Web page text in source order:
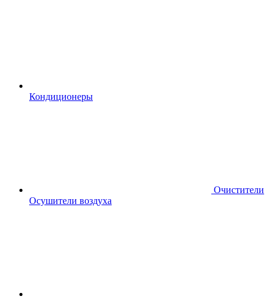
Кондиционеры
Очистители
Осушители воздуха